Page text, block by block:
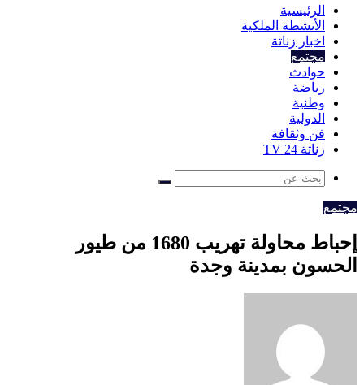
الرئيسية
الأنشطة الملكية
اخبار زناتة
مجتمع
حوادث
رياضة
وطنية
الدولية
فن وثقافة
زناتة 24 TV
بحث
مجتمع
إحباط محاولة تهريب 1680 من طيور
الحسون بمدينة وجدة